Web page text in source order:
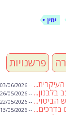
ימין
פרשנויות
-- 03/06/2026
בלבנון... -- 26/05/2026
הביטוי... -- 22/05/2026
בדרכים... -- 13/05/2026
לדעאש